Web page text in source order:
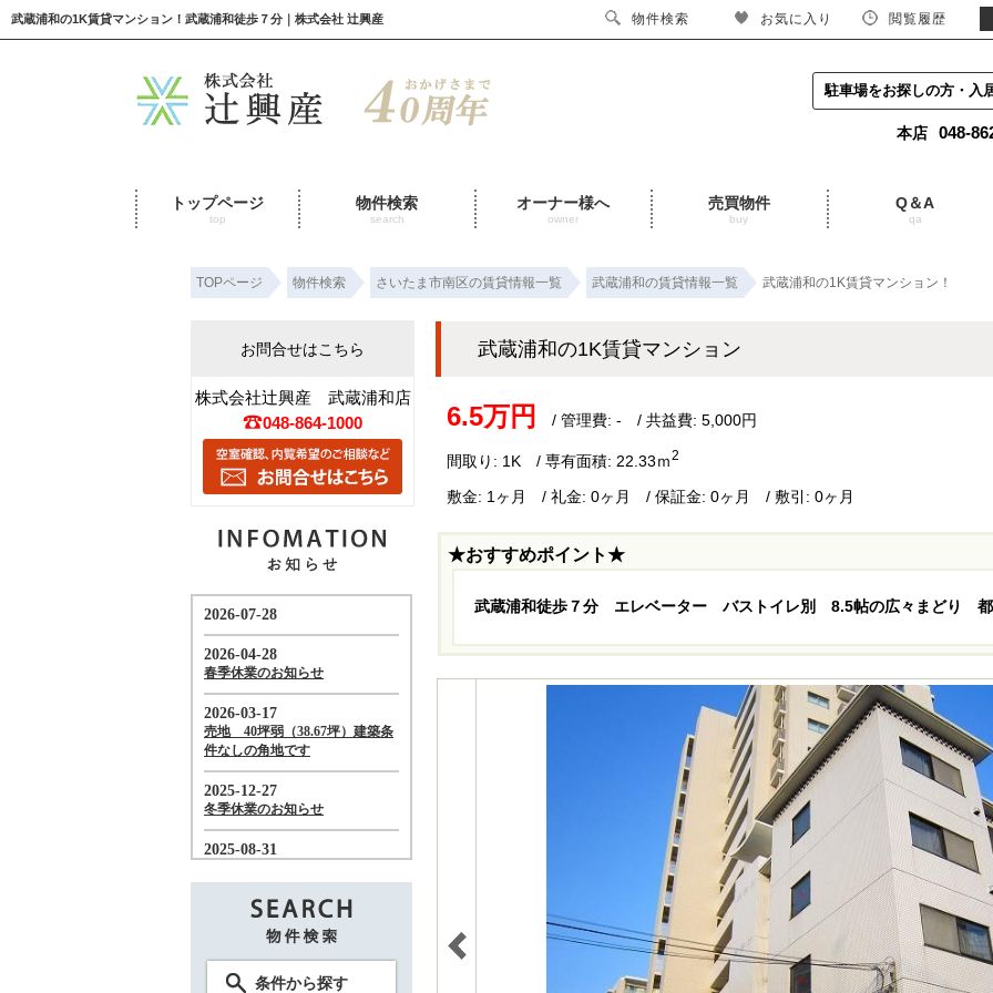
武蔵浦和の1K賃貸マンション！武蔵浦和徒歩７分｜株式会社 辻興産
駐車場をお探しの方・入
本店 048-
トップページ
top
物件検索
search
オーナー様へ
owner
売買物件
buy
Q＆A
qa
TOPページ 物件検索 さいたま市南区の賃貸情報一覧 武蔵浦和の賃貸情報一覧 武蔵浦和の1K賃貸マンション！
武蔵浦和の1K賃貸マンション
6.5万円 / 管理費: - / 共益費: 5,000円
間取り: 1K / 専有面積: 22.33ｍ2
敷金: 1ヶ月 / 礼金: 0ヶ月 / 保証金: 0ヶ月 / 敷引: 0ヶ月
★おすすめポイント★
武蔵浦和徒歩７分 エレベーター バストイレ別 8.5帖の広々まどり 都
お問合せはこちら
株式会社辻興産 武蔵浦和店
048-864-1000
条件から探す
物件検索 お気に入り 閲覧履歴